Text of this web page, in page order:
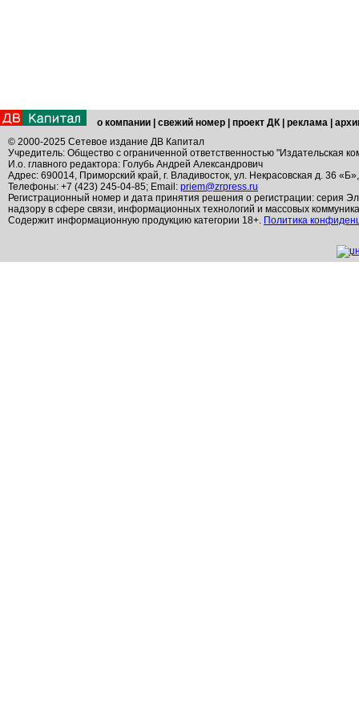
о компании свежий номер проект ДК реклама
© 2000-2025 Сетевое издание ДВ Капитал
Учредитель: Общество с ограниченной ответственностью "Издательская
И.о. главного редактора: Голубь Андрей Александрович
Адрес: 690014, Приморский край, г. Владивосток, ул. Некрасовская д. 36
Телефоны: +7 (423) 245-04-85; Email: priem@zrpress.ru
Регистрационный номер и дата принятия решения о регистрации: серия
надзору в сфере связи, информационных технологий и массовых
Содержит информационную продукцию категории 18+. Политика